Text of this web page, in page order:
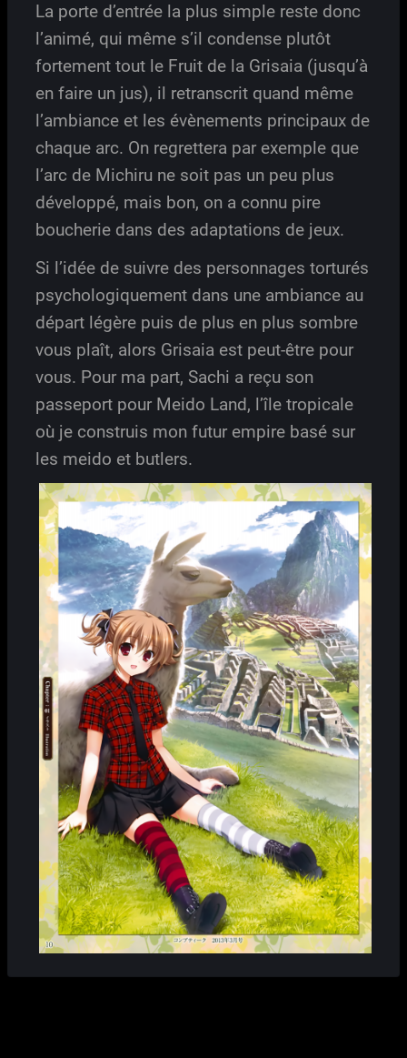
La porte d’entrée la plus simple reste donc
l’animé, qui même s’il condense plutôt
fortement tout le Fruit de la Grisaia (jusqu’à
en faire un jus), il retranscrit quand même
l’ambiance et les évènements principaux de
chaque arc. On regrettera par exemple que
l’arc de Michiru ne soit pas un peu plus
développé, mais bon, on a connu pire
boucherie dans des adaptations de jeux.
Si l’idée de suivre des personnages torturés
psychologiquement dans une ambiance au
départ légère puis de plus en plus sombre
vous plaît, alors Grisaia est peut-être pour
vous. Pour ma part, Sachi a reçu son
passeport pour Meido Land, l’île tropicale
où je construis mon futur empire basé sur
les meido et butlers.